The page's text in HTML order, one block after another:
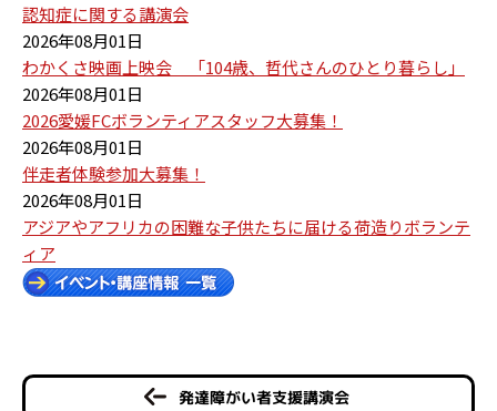
認知症に関する講演会
2026年08月01日
わかくさ映画上映会 「104歳、哲代さんのひとり暮らし」
2026年08月01日
2026愛媛FCボランティアスタッフ大募集！
2026年08月01日
伴走者体験参加大募集！
2026年08月01日
アジアやアフリカの困難な子供たちに届ける荷造りボランテ
ィア
発達障がい者支援講演会